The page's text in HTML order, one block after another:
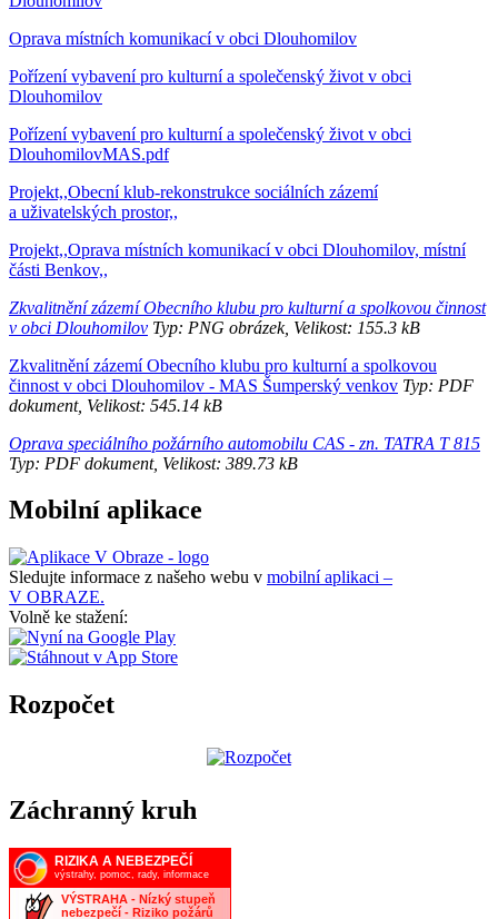
Oprava místních komunikací v obci Dlouhomilov
Pořízení vybavení pro kulturní a společenský život v obci
Dlouhomilov
Pořízení vybavení pro kulturní a společenský život v obci
DlouhomilovMAS.pdf
Projekt,,Obecní klub-rekonstrukce sociálních zázemí
a uživatelských prostor,,
Projekt,,Oprava místních komunikací v obci Dlouhomilov, místní
části Benkov,,
Zkvalitnění zázemí Obecního klubu pro kulturní a spolkovou činnost
v obci Dlouhomilov Typ: PNG obrázek, Velikost: 155.3 kB
Zkvalitnění zázemí Obecního klubu pro kulturní a spolkovou
činnost v obci Dlouhomilov - MAS Šumperský venkov Typ: PDF
dokument, Velikost: 545.14 kB
Oprava speciálního požárního automobilu CAS - zn. TATRA T 815
Typ: PDF dokument, Velikost: 389.73 kB
Mobilní aplikace
Sledujte informace z našeho webu v mobilní aplikaci –
V OBRAZE.
Volně ke stažení:
Rozpočet
Záchranný kruh